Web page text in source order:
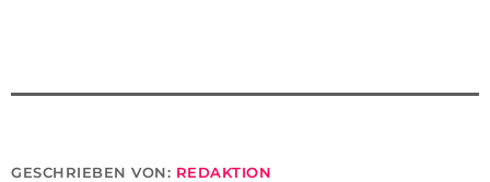
GESCHRIEBEN VON: REDAKTION